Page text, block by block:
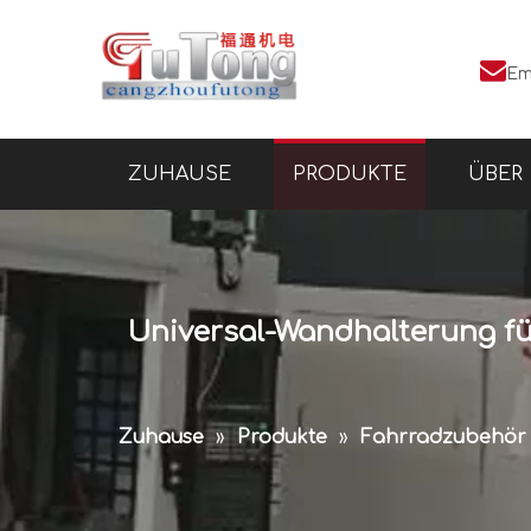

ZUHAUSE PRODUKTE ÜBER
Universal-Wandhalterung
Zuhause » Produkte » Fahrradzubehör